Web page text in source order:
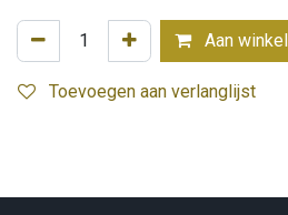
Aan
Toevoegen aan verlanglijst